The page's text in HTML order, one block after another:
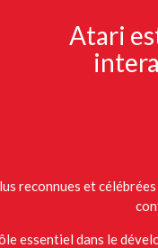
Atari
reconnues et
essentiel dans le